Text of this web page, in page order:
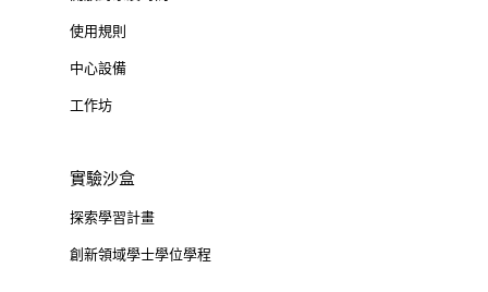
使用規則
中心設備
工作坊
實驗沙盒
探索學習計畫
創新領域學士學位學程